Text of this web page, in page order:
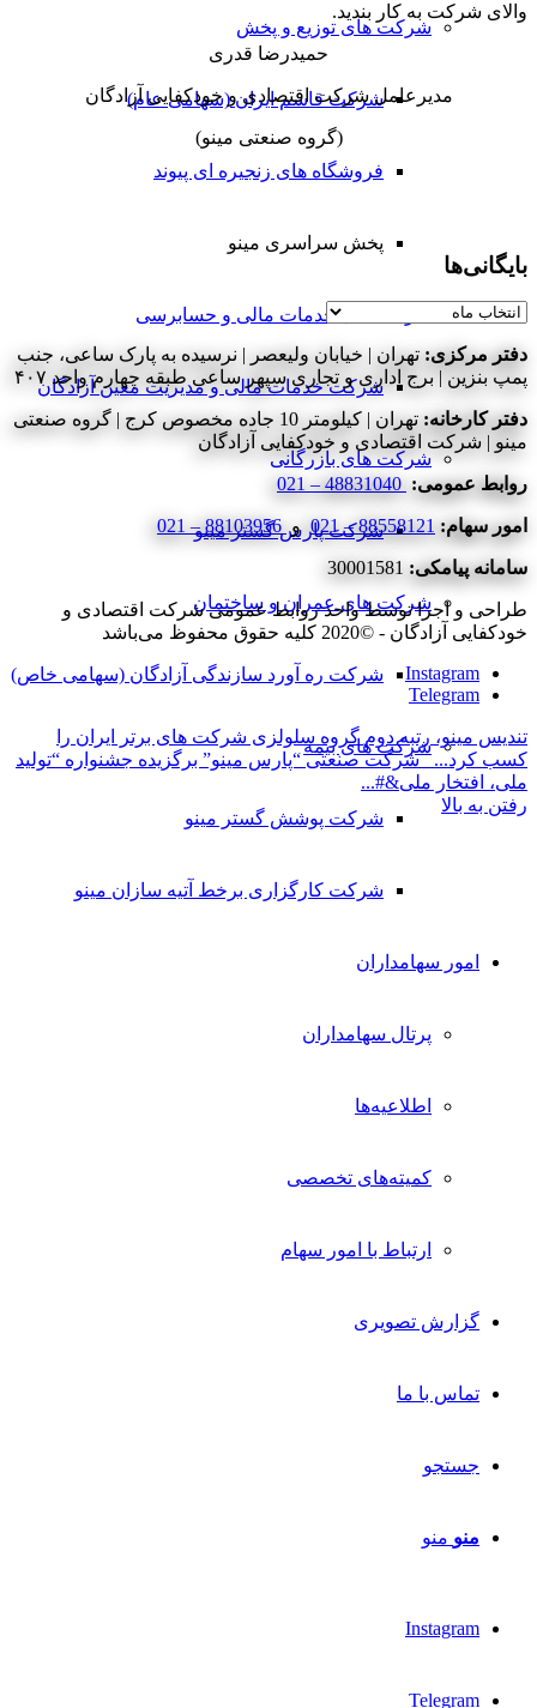
شرکت های توزیع و پخش
شرکت قاسم ایران (سهامی عام)
فروشگاه های زنجیره ای پیوند
پخش سراسری مینو
شرکت های خدمات مالی و حسابرسی
شرکت خدمات مالی و مدیریت معین آزادگان
شرکت های بازرگانی
شرکت پارس گستر مینو
شرکت های عمران و ساختمان
شرکت ره آورد سازندگی آزادگان (سهامی خاص)
شرکت های بیمه
شرکت پوشش گستر مینو
شرکت کارگزاری برخط آتیه سازان مینو
امور سهامداران
پرتال سهامداران
اطلاعیه‌ها
کمیته‌های تخصصی
ارتباط با امور سهام
گزارش تصویری
تماس با ما
جستجو
منو منو
Instagram
Telegram
والای شرکت به کار بندید.
حمیدرضا قدری
مدیرعامل شرکت اقتصادی و خودکفایی آزادگان
(گروه صنعتی مینو)
بایگانی‌ها
بایگانی‌ها
دفتر مرکزی: تهران | خیابان ولیعصر | نرسیده به پارک ساعی، جنب
پمپ بنزین | برج اداری و تجاری سپهر ساعی طبقه چهارم واحد ۴۰۷
دفتر کارخانه:
تهران | کیلومتر 10 جاده مخصوص کرج | گروه صنعتی
مینو | شرکت اقتصادی و خودکفایی آزادگان
روابط عمومی:
امور سهام: 88558121 – 021 و
سامانه پیامکی:
طراحی و اجرا توسط واحد روابط عمومی شرکت اقتصادی و
خودکفایی آزادگان - ©2020 کلیه حقوق محفوظ می‌باشد
Instagram
Telegram
تندیس مینو، رتبه دوم گروه سلولزی شرکت های برتر ایران را
کسب کرد...
شرکت صنعتی “پارس مینو” برگزیده جشنواره “تولید
ملی، افتخار ملی&#...
رفتن به بالا